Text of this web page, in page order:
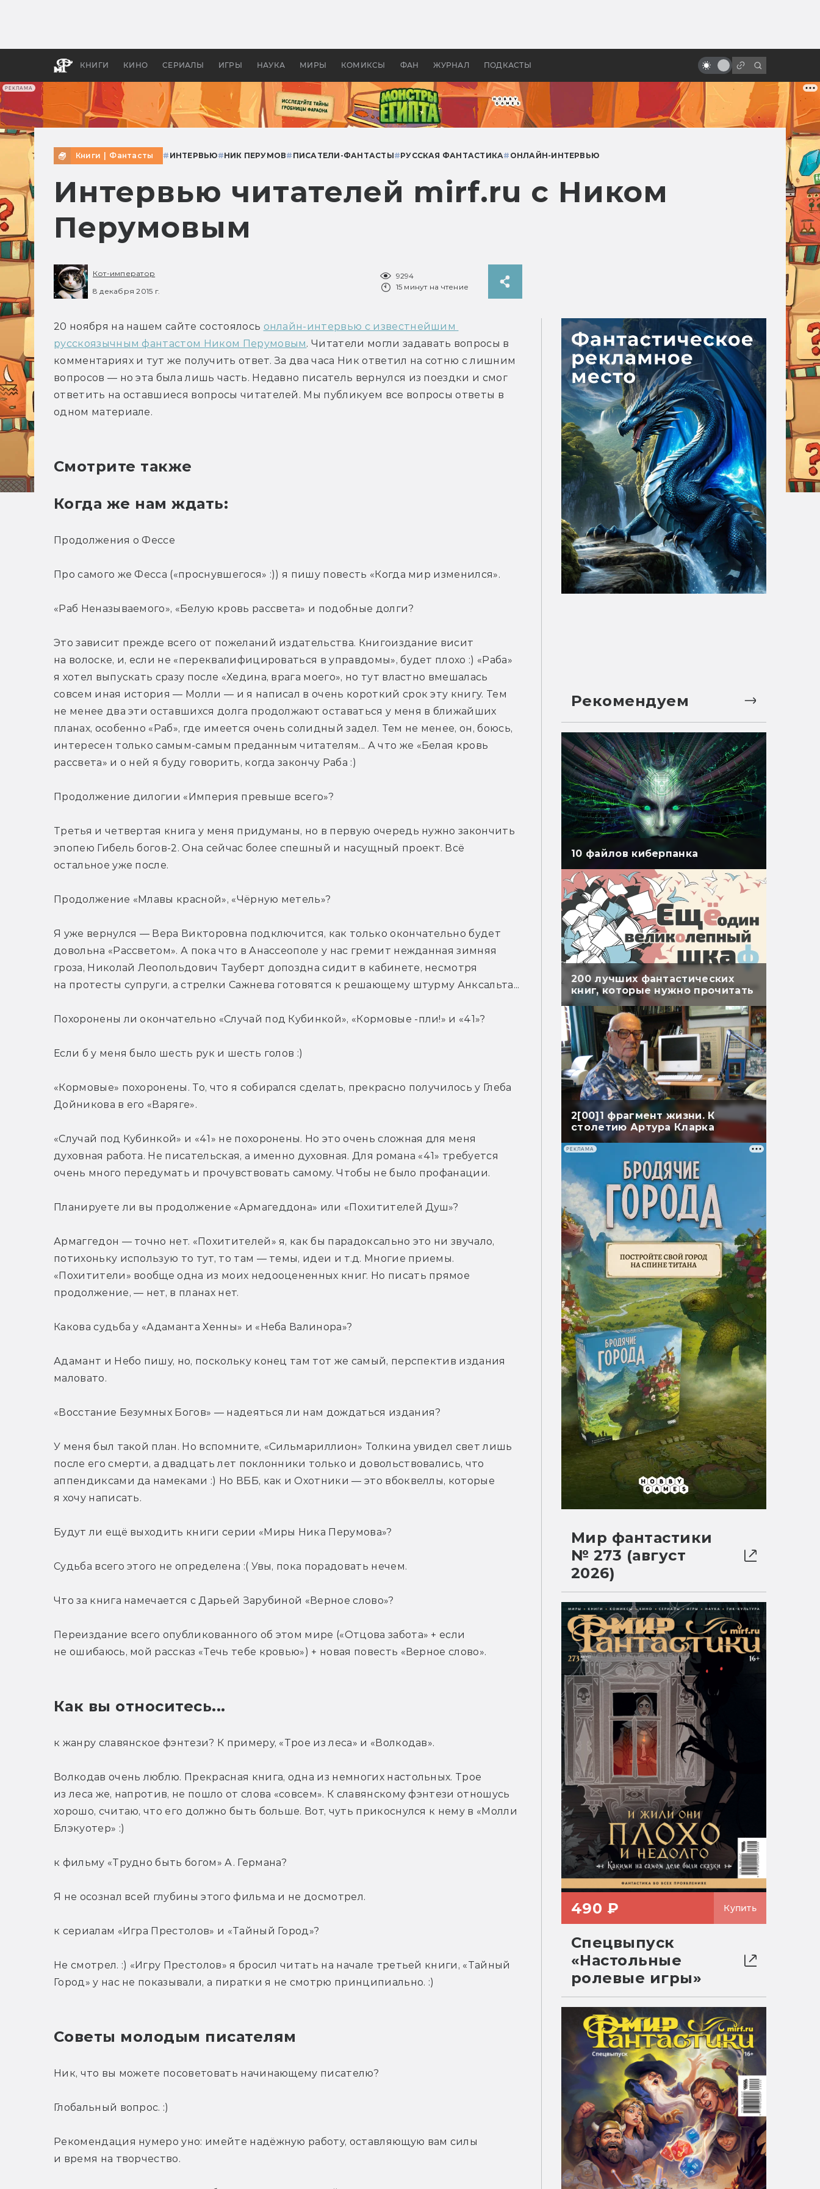
РЕКЛАМА
КНИГИ КИНО СЕРИАЛЫ ИГРЫ НАУКА МИРЫ КОМИКСЫ ФАН ЖУРНАЛ ПОДКАСТЫ
апокалипсис, в России —
бы «Властелина колец»
фильмы себя
Книги Фантасты # ИНТЕРВЬЮ#НИК ПЕРУМОВ# ПИСАТЕЛИ-ФАНТАСТЫ#РУССКАЯ ФАНТАСТИКА# ОНЛАЙН-ИНТЕРВЬЮ
Интервью читателей mirf.ru с Ником
Перумовым
Кот-император
8 декабря 2015 г.
9294
15 минут на чтение
20 ноября на нашем сайте состоялось онлайн-интервью с известнейшим
русскоязычным фантастом Ником Перумовым. Читатели могли задавать вопросы в
комментариях и тут же получить ответ. За два часа Ник ответил на сотню с лишним
вопросов — но эта была лишь часть. Недавно писатель вернулся из поездки и смог
ответить на оставшиеся вопросы читателей. Мы публикуем все вопросы ответы в
одном материале.
Смотрите также
Когда же нам ждать:
Продолжения о Фессе
Про самого же Фесса («проснувшегося» :)) я пишу повесть «Когда мир изменился».
«Раб Неназываемого», «Белую кровь рассвета» и подобные долги?
Это зависит прежде всего от пожеланий издательства. Книгоиздание висит
на волоске, и, если не «переквалифицироваться в управдомы», будет плохо :) «Раба»
я хотел выпускать сразу после «Хедина, врага моего», но тут властно вмешалась
совсем иная история — Молли — и я написал в очень короткий срок эту книгу. Тем
не менее два эти оставшихся долга продолжают оставаться у меня в ближайших
планах, особенно «Раб», где имеется очень солидный задел. Тем не менее, он, боюсь,
интересен только самым-самым преданным читателям... А что же «Белая кровь
рассвета» и о ней я буду говорить, когда закончу Раба :)
Продолжение дилогии «Империя превыше всего»?
Третья и четвертая книга у меня придуманы, но в первую очередь нужно закончить
эпопею Гибель богов-2. Она сейчас более спешный и насущный проект. Всё
остальное уже после.
Продолжение «Млавы красной», «Чёрную метель»?
Я уже вернулся — Вера Викторовна подключится, как только окончательно будет
довольна «Рассветом». А пока что в Анассеополе у нас гремит нежданная зимняя
гроза, Николай Леопольдович Тауберт допоздна сидит в кабинете, несмотря
на протесты супруги, а стрелки Сажнева готовятся к решающему штурму Анксальта...
Похоронены ли окончательно «Случай под Кубинкой», «Кормовые -пли!» и «41»?
Если б у меня было шесть рук и шесть голов :)
«Кормовые» похоронены. То, что я собирался сделать, прекрасно получилось у Глеба
Дойникова в его «Варяге».
«Случай под Кубинкой» и «41» не похоронены. Но это очень сложная для меня
духовная работа. Не писательская, а именно духовная. Для романа «41» требуется
очень много передумать и прочувствовать самому. Чтобы не было профанации.
Планируете ли вы продолжение «Армагеддона» или «Похитителей Душ»?
Армаггедон — точно нет. «Похитителей» я, как бы парадоксально это ни звучало,
потихоньку использую то тут, то там — темы, идеи и т.д. Многие приемы.
«Похитители» вообще одна из моих недооцененных книг. Но писать прямое
продолжение, — нет, в планах нет.
Какова судьба у «Адаманта Хенны» и «Неба Валинора»?
Адамант и Небо пишу, но, поскольку конец там тот же самый, перспектив издания
маловато.
«Восстание Безумных Богов» — надеяться ли нам дождаться издания?
У меня был такой план. Но вспомните, «Сильмариллион» Толкина увидел свет лишь
после его смерти, а двадцать лет поклонники только и довольствовались, что
аппендиксами да намеками :) Но ВББ, как и Охотники — это вбоквеллы, которые
я хочу написать.
Будут ли ещё выходить книги серии «Миры Ника Перумова»?
Судьба всего этого не определена :( Увы, пока порадовать нечем.
Что за книга намечается с Дарьей Зарубиной «Верное слово»?
Переиздание всего опубликованного об этом мире («Отцова забота» + если
не ошибаюсь, мой рассказ «Течь тебе кровью») + новая повесть «Верное слово».
Как вы относитесь...
к жанру славянское фэнтези? К примеру, «Трое из леса» и «Волкодав».
Волкодав очень люблю. Прекрасная книга, одна из немногих настольных. Трое
из леса же, напротив, не пошло от слова «совсем». К славянскому фэнтези отношусь
хорошо, считаю, что его должно быть больше. Вот, чуть прикоснулся к нему в «Молли
Блэкуотер» :)
к фильму «Трудно быть богом» А. Германа?
Я не осознал всей глубины этого фильма и не досмотрел.
к сериалам «Игра Престолов» и «Тайный Город»?
Не смотрел. :) «Игру Престолов» я бросил читать на начале третьей книги, «Тайный
Город» у нас не показывали, а пиратки я не смотрю принципиально. :)
Советы молодым писателям
Ник, что вы можете посоветовать начинающему писателю?
Глобальный вопрос. :)
Рекомендация нумеро уно: имейте надёжную работу, оставляющую вам силы
и время на творчество.
Рекомендуем
10 файлов киберпанка
200 лучших фантастических
книг, которые нужно прочитать
2[00]1 фрагмент жизни. К
столетию Артура Кларка
РЕКЛАМА
Мир фантастики
№ 273 (август
2026)
490 ₽ Купить
Спецвыпуск
«Настольные
ролевые игры»